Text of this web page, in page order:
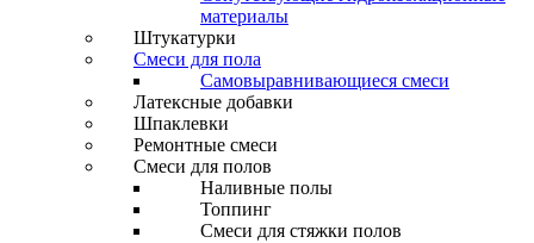
материалы
Штукатурки
Смеси для пола
Самовыравнивающиеся смеси
Латексные добавки
Шпаклевки
Ремонтные смеси
Смеси для полов
Наливные полы
Топпинг
Смеси для стяжки полов